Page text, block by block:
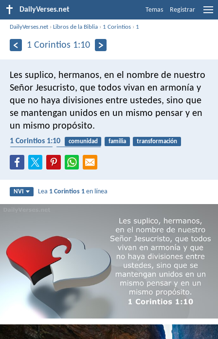
DailyVerses.net Temas Registrar
DailyVerses.net ›Libros de la Biblia › 1 Corintios › 1
1 Corintios 1:10
Les suplico, hermanos, en el nombre de nuestro
Señor Jesucristo, que todos vivan en armonía y
que no haya divisiones entre ustedes, sino que
se mantengan unidos en un mismo pensar y en
un mismo propósito.
1 Corintios 1:10 comunidad familia
transformación
NVI Lea 1 Corintios 1 en línea